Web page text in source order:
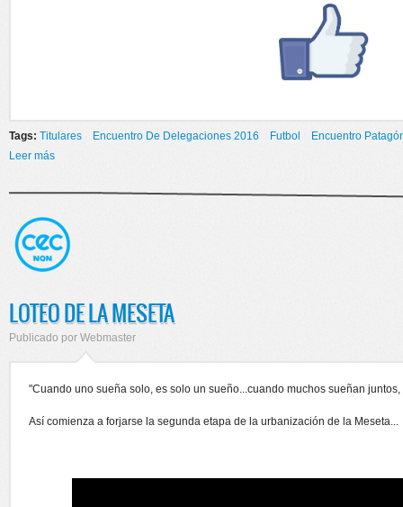
Tags: Titulares Encuentro De Delegaciones 2016 Futbol
Encuentro
Leer más
LOTEO DE LA MESETA
Publicado por Webmaster
"Cuando uno sueña solo, es solo un sueño...cuando muchos sueñan
Así comienza a forjarse la segunda etapa de la urbanización de la Meseta...